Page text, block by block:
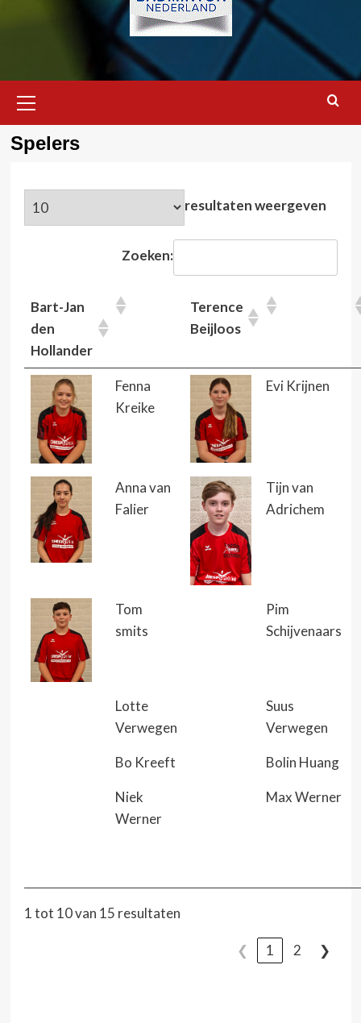
menu
Spelers
resultaten weergeven
Zoeken:
Bart-Jan
den
Hollander
Terence
Beijloos
Fenna
Kreike
Evi Krijnen
Anna van
Falier
Tijn van
Adrichem
Tom
smits
Pim
Schijvenaars
Lotte
Verwegen
Suus
Verwegen
Bo Kreeft Bolin Huang
Niek
Werner
Max Werner
1 tot 10 van 15 resultaten
❮ 1 2 ❯